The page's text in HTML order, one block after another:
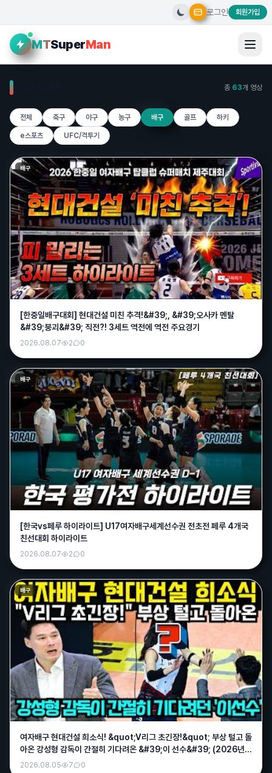
로그인 회원가입
MTSuperMan
총 63개 영상
전체 축구 야구 농구 배구 골프 하키
e스포츠 UFC/격투기
배구
[한중일배구대회] 현대건설 미친 추격!&#39;, &#39;오사카 멘탈
&#39;붕괴&#39; 직전?! 3세트 역전에 역전 주요경기
2026.08.07 2 0
배구
[한국vs페루 하이라이트] U17여자배구세계선수권 전초전 페루 4개국
친선대회 하이라이트
2026.08.07 2 0
배구
여자배구 현대건설 희소식! &quot;V리그 초긴장!&quot; 부상 털고 돌
아온 강성형 감독이 간절히 기다려온 &#39;이 선수&#39; (2026년 8
월4일)
2026.08.05 7 0